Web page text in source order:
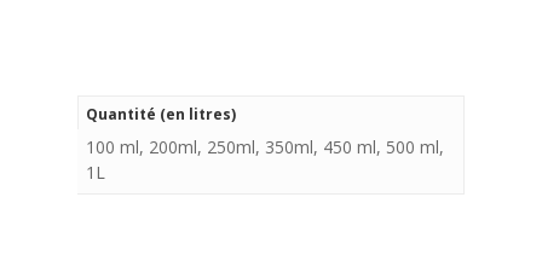
Quantité (en litres)
100 ml, 200ml, 250ml, 350ml, 450 ml, 500 ml,
1L